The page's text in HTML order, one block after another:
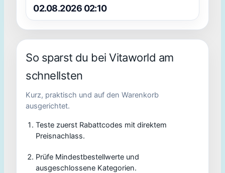
02.08.2026 02:10
So sparst du bei Vitaworld am
schnellsten
Kurz, praktisch und auf den Warenkorb
ausgerichtet.
Teste zuerst Rabattcodes mit direktem
Preisnachlass.
Prüfe Mindestbestellwerte und
ausgeschlossene Kategorien.